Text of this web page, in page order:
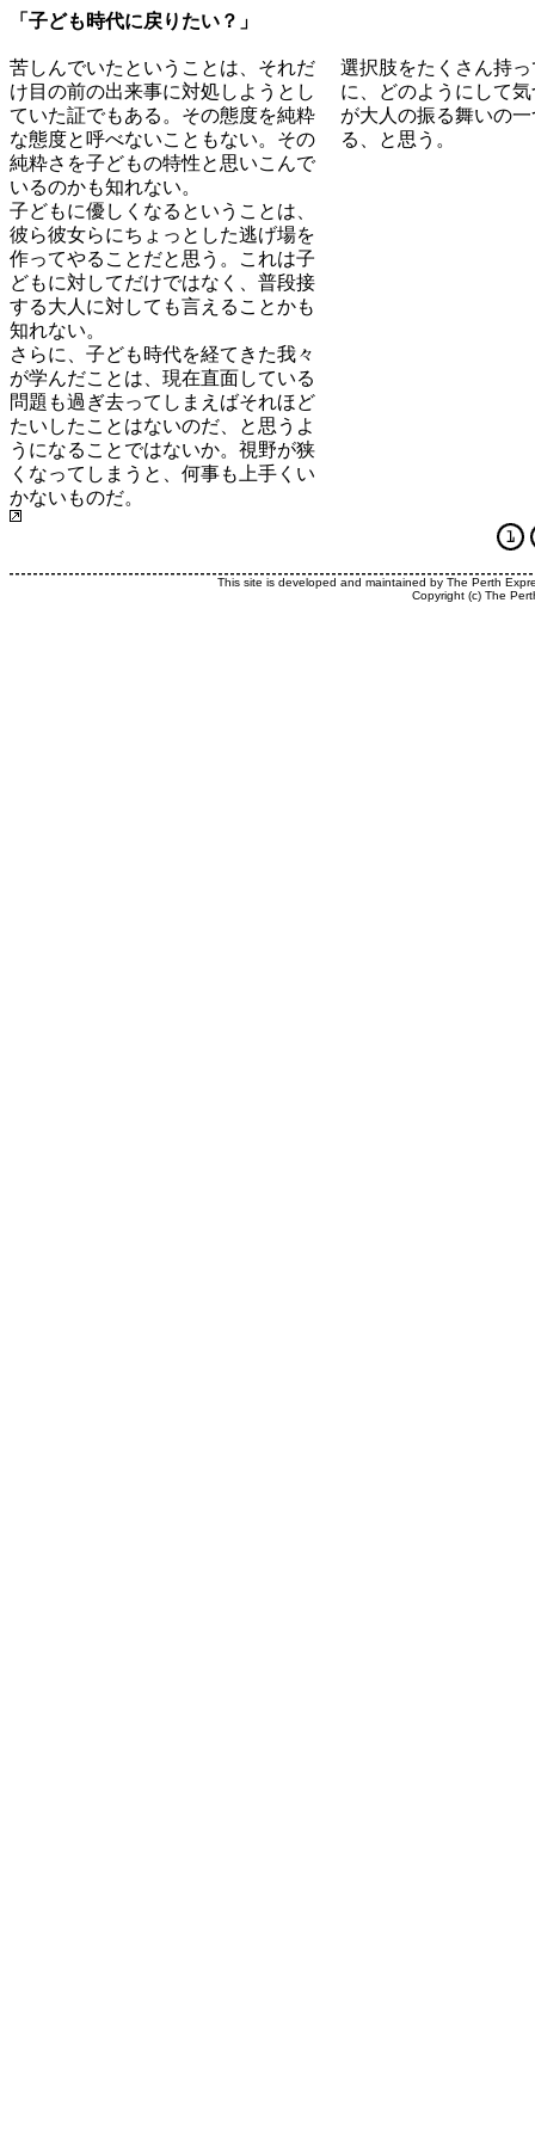
「子ども時代に戻りたい？」
苦しんでいたということは、それだ
け目の前の出来事に対処しようとし
ていた証でもある。その態度を純粋
な態度と呼べないこともない。その
純粋さを子どもの特性と思いこんで
いるのかも知れない。
子どもに優しくなるということは、
彼ら彼女らにちょっとした逃げ場を
作ってやることだと思う。これは子
どもに対してだけではなく、普段接
する大人に対しても言えることかも
知れない。
さらに、子ども時代を経てきた我々
が学んだことは、現在直面している
問題も過ぎ去ってしまえばそれほど
たいしたことはないのだ、と思うよ
うになることではないか。視野が狭
くなってしまうと、何事も上手くい
かないものだ。
選択肢をたくさん持
に、どのようにして
が大人の振る舞いの
る、と思う。
This site is developed and maintained by The Perth
Copyright (c) The